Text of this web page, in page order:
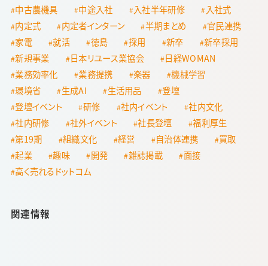
中古農機具
中途入社 入社半年研修
入社式
内定式
内定者インターン 半期まとめ
官民連携
家電
就活 徳島 採用 新卒
新卒採用
新規事業
日本リユース業協会
日経WOMAN
業務効率化
業務提携 楽器
機械学習
環境省
生成AI 生活用品
登壇
登壇イベント
研修 社内イベント
社内文化
社内研修
社外イベント 社長登壇
福利厚生
第19期
組織文化 経営 自治体連携
買取
起業
趣味 開発 雑誌掲載
面接
高く売れるドットコム
関連情報